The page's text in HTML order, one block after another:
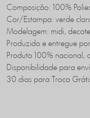
Composição: 100%
Cor/Estampa: verde
Modelagem: midi,
Produzido e entregue
Produto 100% nacional,
Disponibilidade para
30 dias para Troca